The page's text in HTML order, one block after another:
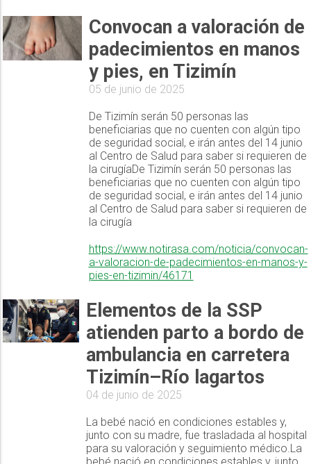
Convocan a valoración de
padecimientos en manos
y pies, en Tizimín
05 de junio de 2025
De Tizimín serán 50 personas las
beneficiarias que no cuenten con algún tipo
de seguridad social, e irán antes del 14 junio
al Centro de Salud para saber si requieren de
la cirugíaDe Tizimín serán 50 personas las
beneficiarias que no cuenten con algún tipo
de seguridad social, e irán antes del 14 junio
al Centro de Salud para saber si requieren de
la cirugía
https://www.notirasa.com/noticia/convocan-
a-valoracion-de-padecimientos-en-manos-y-
pies-en-tizimin/46171
Elementos de la SSP
atienden parto a bordo de
ambulancia en carretera
Tizimín–Río lagartos
04 de junio de 2025
La bebé nació en condiciones estables y,
junto con su madre, fue trasladada al hospital
para su valoración y seguimiento médico.La